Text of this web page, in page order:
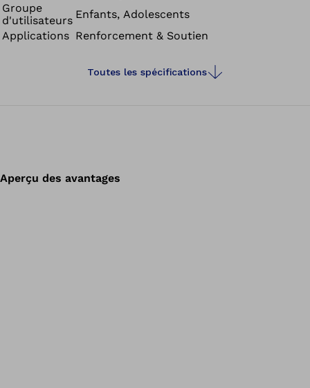
Groupe
d'utilisateurs Enfants, Adolescents
Applications Renforcement & Soutien
Toutes les spécifications
Aperçu des avantages